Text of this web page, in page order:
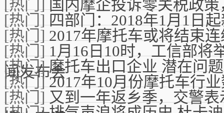
[热门]国内摩企投诉零关税政
[热门]四部门：2018年1月1日
[热门]2017年摩托车或将结束
[热门]1月16日10时，工信部将
闻发布会
[热门]摩托车出口企业 潜在问
[热门]2017年10月份摩托车行
[热门]又到一年返乡季，交警